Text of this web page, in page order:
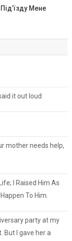
Мене
it out loud
mother needs help,
I Raised Him As
To Him.
party at my
I gave her a